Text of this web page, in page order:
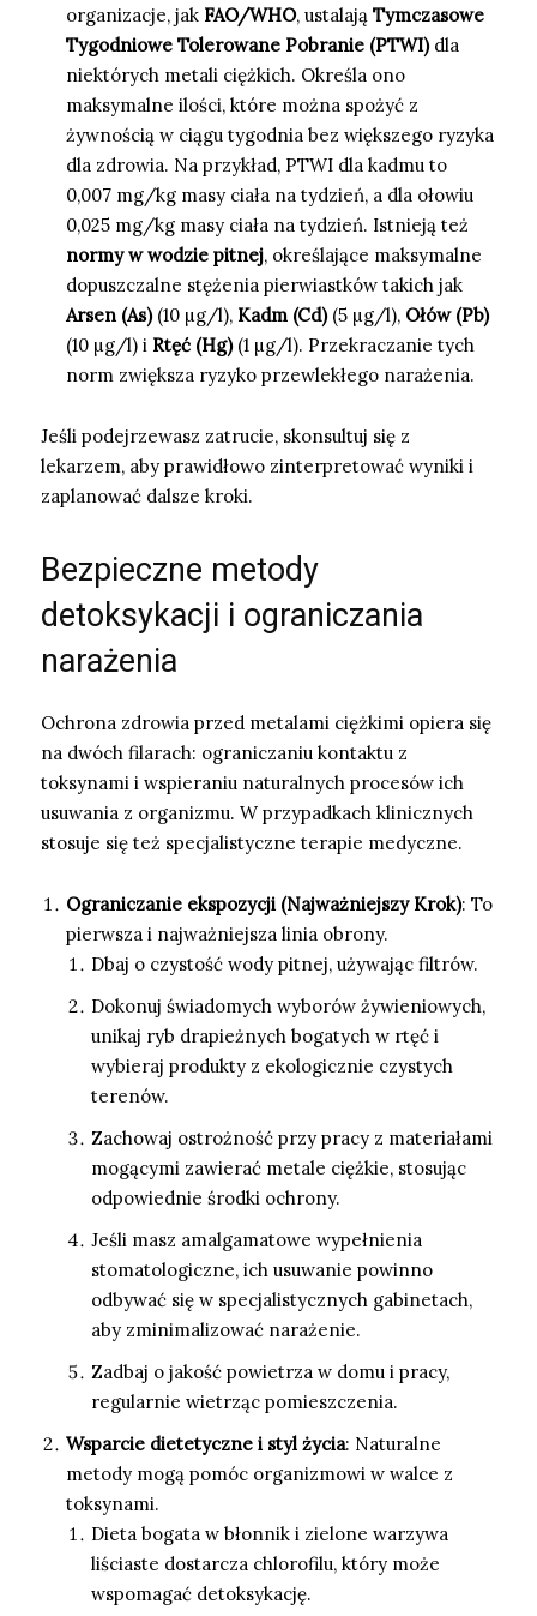
organizacje, jak FAO/WHO, ustalają Tymczasowe
Tygodniowe Tolerowane Pobranie (PTWI)dla
niektórych metali ciężkich. Określa ono
maksymalne ilości, które można spożyć z
żywnością w ciągu tygodnia bez większego ryzyka
dla zdrowia. Na przykład, PTWI dla kadmu to
0,007 mg/kg masy ciała na tydzień, a dla ołowiu
0,025 mg/kg masy ciała na tydzień. Istnieją też
normy w wodzie pitnej, określające maksymalne
dopuszczalne stężenia pierwiastków takich jak
Arsen (As)(10 µg/l), Kadm (Cd)(5 µg/l), Ołów (Pb)
(10 µg/l) i Rtęć (Hg)(1 µg/l). Przekraczanie tych
norm zwiększa ryzyko przewlekłego narażenia.
Jeśli podejrzewasz zatrucie, skonsultuj się z
lekarzem, aby prawidłowo zinterpretować wyniki i
zaplanować dalsze kroki.
Bezpieczne metody
detoksykacji i ograniczania
narażenia
Ochrona zdrowia przed metalami ciężkimi opiera się
na dwóch filarach: ograniczaniu kontaktu z
toksynami i wspieraniu naturalnych procesów ich
usuwania z organizmu. W przypadkach klinicznych
stosuje się też specjalistyczne terapie medyczne.
Ograniczanie ekspozycji (Najważniejszy Krok): To
pierwsza i najważniejsza linia obrony.
Dbaj o czystość wody pitnej, używając filtrów.
Dokonuj świadomych wyborów żywieniowych,
unikaj ryb drapieżnych bogatych w rtęć i
wybieraj produkty z ekologicznie czystych
terenów.
Zachowaj ostrożność przy pracy z materiałami
mogącymi zawierać metale ciężkie, stosując
odpowiednie środki ochrony.
Jeśli masz amalgamatowe wypełnienia
stomatologiczne, ich usuwanie powinno
odbywać się w specjalistycznych gabinetach,
aby zminimalizować narażenie.
Zadbaj o jakość powietrza w domu i pracy,
regularnie wietrząc pomieszczenia.
Wsparcie dietetyczne i styl życia: Naturalne
metody mogą pomóc organizmowi w walce z
toksynami.
Dieta bogata w błonnik i zielone warzywa
liściaste dostarcza chlorofilu, który może
wspomagać detoksykację.